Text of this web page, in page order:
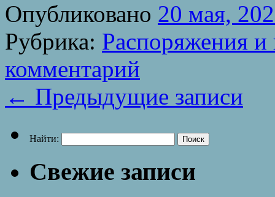
Опубликовано 20 мая,
Рубрика: Распоряжения и
комментарий
← Предыдущие записи
Найти:
Свежие записи